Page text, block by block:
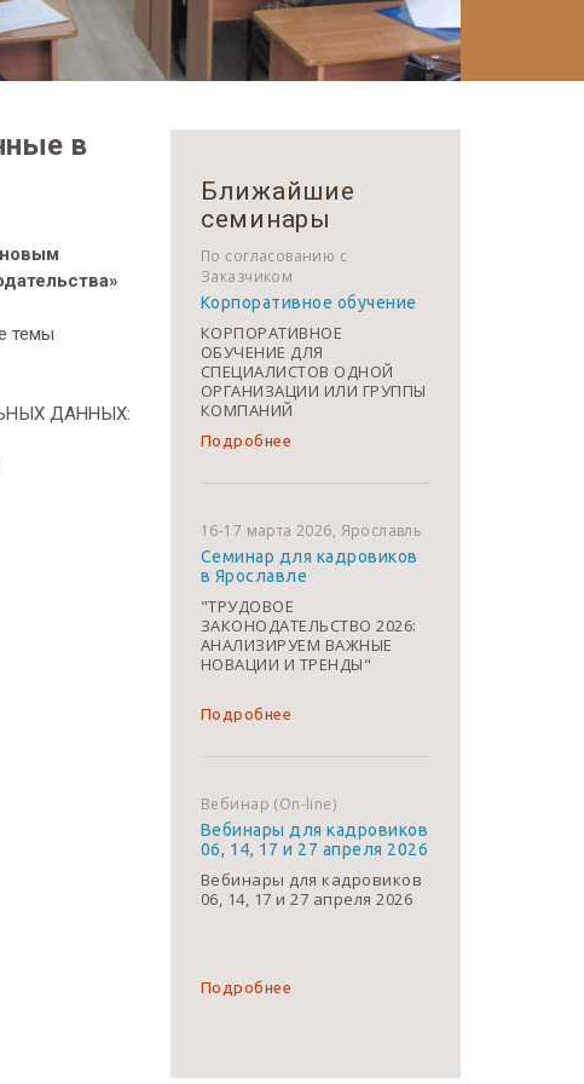
в
темы
ДАННЫХ:
Ближайшие
семинары
По согласованию с
Заказчиком
Корпоративное обучение
КОРПОРАТИВНОЕ
ОБУЧЕНИЕ ДЛЯ
СПЕЦИАЛИСТОВ ОДНОЙ
ОРГАНИЗАЦИИ ИЛИ ГРУППЫ
КОМПАНИЙ
Подробнее
16-17 марта 2026, Ярославль
Семинар для кадровиков
в Ярославле
"ТРУДОВОЕ
ЗАКОНОДАТЕЛЬСТВО 2026:
АНАЛИЗИРУЕМ ВАЖНЫЕ
НОВАЦИИ И ТРЕНДЫ"
Подробнее
Вебинар (On-line)
Вебинары для кадровиков
06, 14, 17 и 27 апреля 2026
Вебинары для кадровиков
06, 14, 17 и 27 апреля 2026
Подробнее